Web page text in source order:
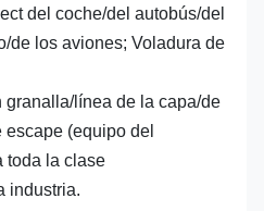
del coche/del autobús/del
de los aviones; Voladura de
granalla/línea de la capa/de
(equipo del
toda la clase
industria.